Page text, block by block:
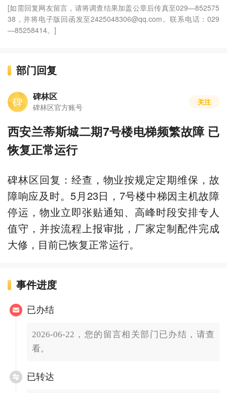
[如需回复网友留言，请将调查结果加盖公章后传真至029—852575
38，并将电子版回函发至2425048306@qq.com。联系电话：029
—85258414。]
部门回复
碑 碑林区
碑林区官方账号
关注
西安兰蒂斯城二期7号楼电梯频繁故障 已
恢复正常运行
碑林区回复：经查，物业按规定定期维保，故
障响应及时。5月23日，7号楼中梯因主机故障
停运，物业立即张贴通知、高峰时段安排专人
值守，并按流程上报审批，厂家定制配件完成
大修，目前已恢复正常运行。
事件进度
已办结
2026-06-22，您的留言相关部门已办结，请查
看。
已转达